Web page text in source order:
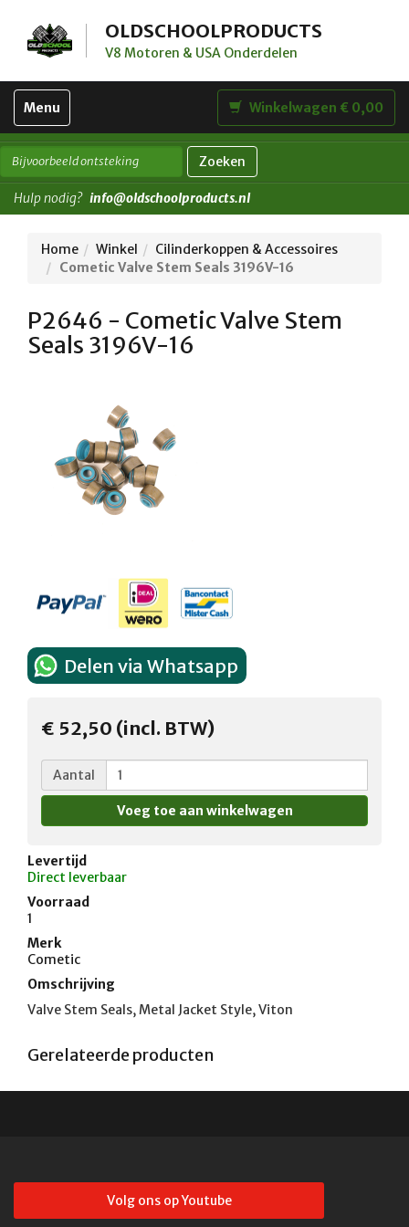
OLDSCHOOLPRODUCTS
V8 Motoren & USA Onderdelen
Toggle
navigation
Menu Winkelwagen € 0,00
Zoeken
Hulp nodig? info@oldschoolproducts.nl
Home Winkel
Cilinderkoppen & Accessoires
Cometic Valve Stem Seals 3196V-16
P2646 - Cometic Valve Stem
Seals 3196V-16
Delen via Whatsapp
€ 52,50 (incl. BTW)
Aantal
Levertijd
Direct leverbaar
Voorraad
1
Merk
Cometic
Omschrijving
Valve Stem Seals, Metal Jacket Style, Viton
Gerelateerde producten
Volg ons op Youtube